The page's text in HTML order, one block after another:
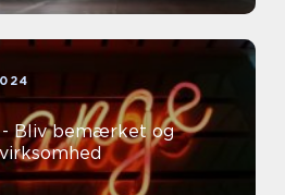
Bliv bemærket og